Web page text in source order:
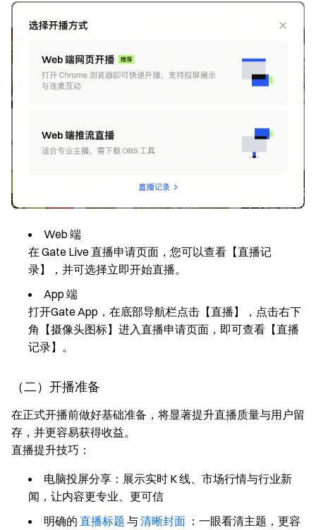
Web 端
在 Gate Live 直播申请页面，您可以查看【直播记
录】，并可选择立即开始直播。
App 端
打开Gate App，在底部导航栏点击【直播】，点击右下
角【摄像头图标】进入直播申请页面，即可查看【直播
记录】。
（二）开播准备
在正式开播前做好基础准备，将显著提升直播质量与用户留
存，并更容易获得收益。
直播提升技巧：
电脑投屏分享：展示实时 K 线、市场行情与行业新
闻，让内容更专业、更可信
明确的 直播标题 与清晰封面 ：一眼看清主题，更容